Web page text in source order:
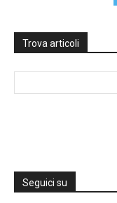
Trova articoli
Seguici su